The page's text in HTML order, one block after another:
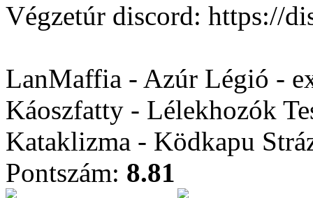
Végzetúr discord: https://
LanMaffia - Azúr Légió -
Káoszfatty - Lélekhozók
Kataklizma - Ködkapu
Pontszám: 8.81